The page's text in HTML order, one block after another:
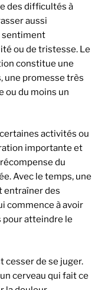
des difficultés à
aussi
sentiment
ou de tristesse. Le
constitue une
une promesse très
ou du moins un
activités ou
importante et
du
Avec le temps, une
entraîner des
commence à avoir
pour atteindre le
cesser de se juger.
cerveau qui fait ce